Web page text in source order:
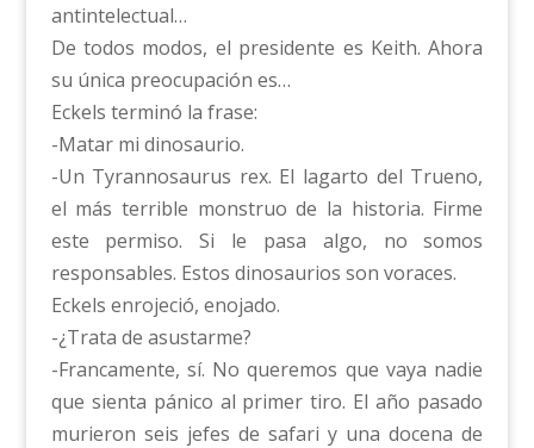
antintelectual…
De todos modos, el presidente es Keith. Ahora
su única preocupación es…
Eckels terminó la frase:
-Matar mi dinosaurio.
-Un Tyrannosaurus rex. El lagarto del Trueno,
el más terrible monstruo de la historia. Firme
este permiso. Si le pasa algo, no somos
responsables. Estos dinosaurios son voraces.
Eckels enrojeció, enojado.
-¿Trata de asustarme?
-Francamente, sí. No queremos que vaya nadie
que sienta pánico al primer tiro. El año pasado
murieron seis jefes de safari y una docena de